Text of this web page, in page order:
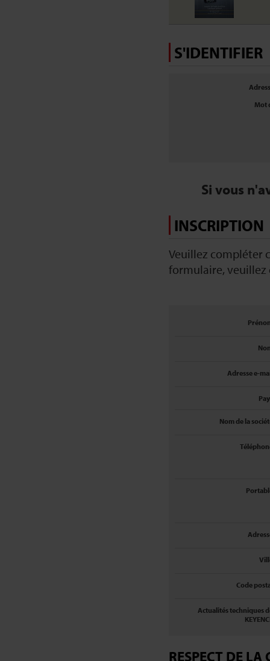
S'IDENTIFIER
Mot
Si vous
INSCRIPTION
Veuillez compléter
formulaire, veuillez
Adresse e-
Nom de la
Code
Actualités techniques
RESPECT DE